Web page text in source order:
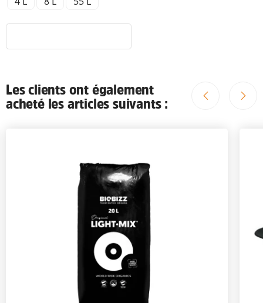
Les clients ont également
acheté les articles suivants :